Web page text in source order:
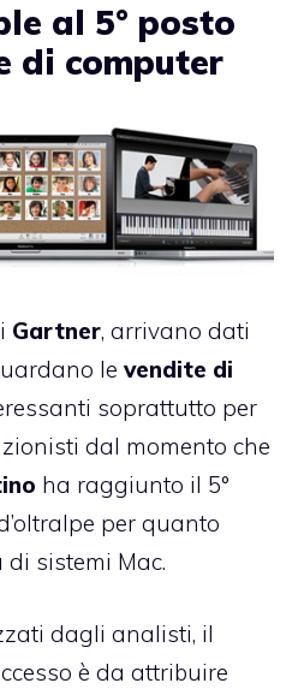
al 5° posto
di computer
Gartner, arrivano dati
le vendite di
soprattutto per
dal momento che
ha raggiunto il 5°
per quanto
sistemi Mac.
dagli analisti, il
è da attribuire